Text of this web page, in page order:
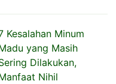
Kesalahan Minum
yang Masih
Dilakukan,
Nihil